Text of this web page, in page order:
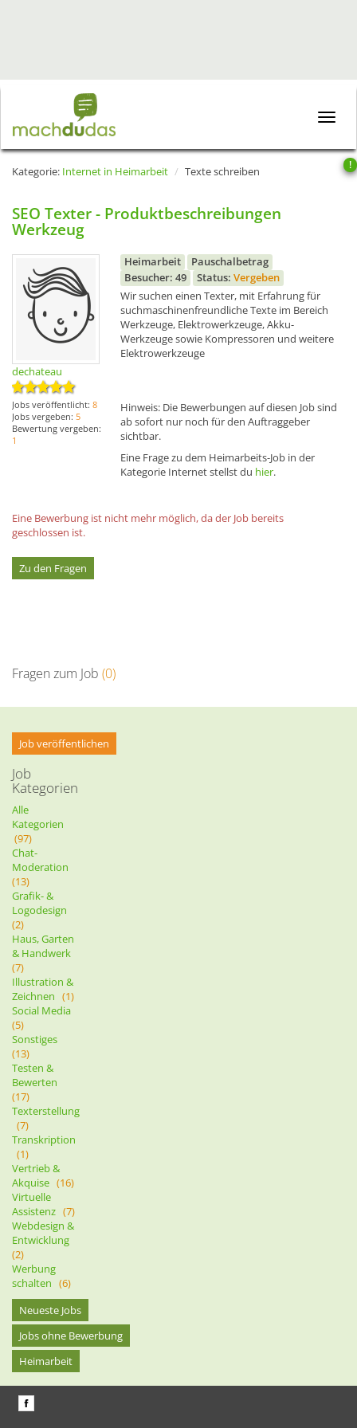
Toggle
!
Kategorie: Internet in Heimarbeit Texte schreiben
SEO Texter - Produktbeschreibungen
Werkzeug
dechateau
Jobs veröffentlicht: 8
Jobs vergeben: 5
Bewertung vergeben:
1
Heimarbeit
Pauschalbetrag
Besucher: 49
Status: Vergeben
Wir suchen einen Texter, mit Erfahrung für
suchmaschinenfreundliche Texte im Bereich
Werkzeuge, Elektrowerkzeuge, Akku-
Werkzeuge sowie Kompressoren und weitere
Elektrowerkzeuge
Hinweis: Die Bewerbungen auf diesen Job sind
ab sofort nur noch für den Auftraggeber
sichtbar.
Eine Frage zu dem Heimarbeits-Job in der
Kategorie Internet stellst du hier.
Eine Bewerbung ist nicht mehr möglich, da der Job bereits
geschlossen ist.
Zu den Fragen
Fragen zum Job (0)
Job veröffentlichen
Job
Kategorien
Alle
Kategorien
(97)
Chat-
Moderation
(13)
Grafik- &
Logodesign
(2)
Haus, Garten
& Handwerk
(7)
Illustration &
Zeichnen (1)
Social Media
(5)
Sonstiges
(13)
Testen &
Bewerten
(17)
Texterstellung
(7)
Transkription
(1)
Vertrieb &
Akquise (16)
Virtuelle
Assistenz (7)
Webdesign &
Entwicklung
(2)
Werbung
schalten (6)
Neueste Jobs
Jobs ohne Bewerbung
Heimarbeit